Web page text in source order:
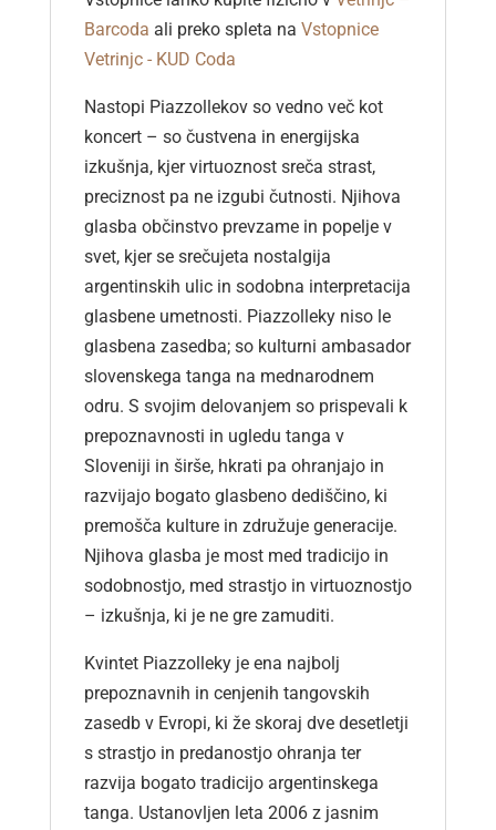
Barcoda ali preko spleta na Vstopnice
Vetrinjc - KUD Coda
Nastopi Piazzollekov so vedno več kot
koncert – so čustvena in energijska
izkušnja, kjer virtuoznost sreča strast,
preciznost pa ne izgubi čutnosti. Njihova
glasba občinstvo prevzame in popelje v
svet, kjer se srečujeta nostalgija
argentinskih ulic in sodobna interpretacija
glasbene umetnosti. Piazzolleky niso le
glasbena zasedba; so kulturni ambasador
slovenskega tanga na mednarodnem
odru. S svojim delovanjem so prispevali k
prepoznavnosti in ugledu tanga v
Sloveniji in širše, hkrati pa ohranjajo in
razvijajo bogato glasbeno dediščino, ki
premošča kulture in združuje generacije.
Njihova glasba je most med tradicijo in
sodobnostjo, med strastjo in virtuoznostjo
– izkušnja, ki je ne gre zamuditi.
Kvintet Piazzolleky je ena najbolj
prepoznavnih in cenjenih tangovskih
zasedb v Evropi, ki že skoraj dve desetletji
s strastjo in predanostjo ohranja ter
razvija bogato tradicijo argentinskega
tanga. Ustanovljen leta 2006 z jasnim